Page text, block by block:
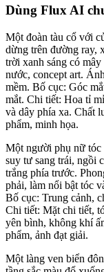
Dùng Flux AI
Một đoàn tàu cổ với
dừng trên đường ray,
trời xanh sáng có
nước, concept art.
mềm. Bố cục: Góc
mắt. Chi tiết: Hoa tỉ
và dây phía xa. Chất
phẩm, minh họa.
Một người phụ nữ tóc
suy tư sang trái, ngồi
trắng phía trước.
phải, làm nổi bật tóc
Bố cục: Trung cảnh,
Chi tiết: Mặt chi tiết,
yên bình, không khí
phẩm, ảnh đạt giải.
Một làng ven biển